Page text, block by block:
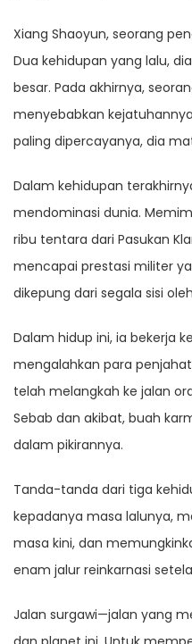
Xiang Shaoyun, seorang
Dua kehidupan yang lalu,
besar. Pada akhirnya,
menyebabkan
paling dipercayanya, dia
Dalam kehidupan
mendominasi dunia.
ribu tentara dari Pasukan
mencapai prestasi militer
dikepung dari segala sisi
Dalam hidup ini, ia bekerja
mengalahkan para
telah melangkah ke jalan
Sebab dan akibat, buah
dalam pikirannya.
Tanda-tanda dari tiga
kepadanya masa lalunya,
masa kini, dan
enam jalur reinkarnasi
Jalan surgawi—jalan yang